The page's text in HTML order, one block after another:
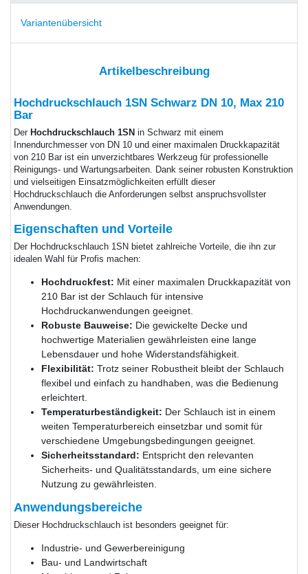
Variantenübersicht
Artikelbeschreibung
Hochdruckschlauch 1SN Schwarz DN 10, Max 210
Bar
Der Hochdruckschlauch 1SN in Schwarz mit einem
Innendurchmesser von DN 10 und einer maximalen Druckkapazität
von 210 Bar ist ein unverzichtbares Werkzeug für professionelle
Reinigungs- und Wartungsarbeiten. Dank seiner robusten Konstruktion
und vielseitigen Einsatzmöglichkeiten erfüllt dieser
Hochdruckschlauch die Anforderungen selbst anspruchsvollster
Anwendungen.
Eigenschaften und Vorteile
Der Hochdruckschlauch 1SN bietet zahlreiche Vorteile, die ihn zur
idealen Wahl für Profis machen:
Hochdruckfest: Mit einer maximalen Druckkapazität von
210 Bar ist der Schlauch für intensive
Hochdruckanwendungen geeignet.
Robuste Bauweise: Die gewickelte Decke und
hochwertige Materialien gewährleisten eine lange
Lebensdauer und hohe Widerstandsfähigkeit.
Flexibilität: Trotz seiner Robustheit bleibt der Schlauch
flexibel und einfach zu handhaben, was die Bedienung
erleichtert.
Temperaturbeständigkeit: Der Schlauch ist in einem
weiten Temperaturbereich einsetzbar und somit für
verschiedene Umgebungsbedingungen geeignet.
Sicherheitsstandard: Entspricht den relevanten
Sicherheits- und Qualitätsstandards, um eine sichere
Nutzung zu gewährleisten.
Anwendungsbereiche
Dieser Hochdruckschlauch ist besonders geeignet für:
Industrie- und Gewerbereinigung
Bau- und Landwirtschaft